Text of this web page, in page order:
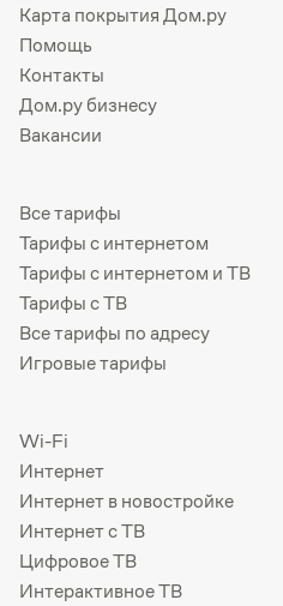
Карта покрытия Дом.ру
Помощь
Контакты
Дом.ру бизнесу
Вакансии
Все тарифы
Тарифы с интернетом
Тарифы с интернетом и ТВ
Тарифы с ТВ
Все тарифы по адресу
Игровые тарифы
Wi-Fi
Интернет
Интернет в новостройке
Интернет с ТВ
Цифровое ТВ
Интерактивное ТВ